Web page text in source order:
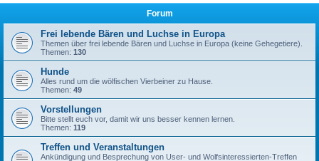
Forum
Frei lebende Bären und Luchse in Europa
Themen über frei lebende Bären und Luchse in Europa (keine Gehegetiere).
Themen: 130
Hunde
Alles rund um die wölfischen Vierbeiner zu Hause.
Themen: 49
Vorstellungen
Bitte stellt euch vor, damit wir uns besser kennen lernen.
Themen: 119
Treffen und Veranstaltungen
Ankündigung und Besprechung von User- und Wolfsinteressierten-Treffen